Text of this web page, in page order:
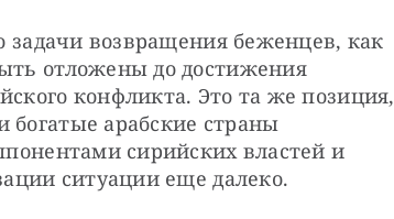
возвращения беженцев, как
отложены до достижения
конфликта. Это та же позиция,
арабские страны
сирийских властей и
ситуации еще далеко.